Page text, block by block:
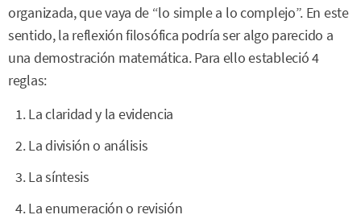
organizada, que vaya de “lo simple a lo complejo”. En este
sentido, la reflexión filosófica podría ser algo parecido a
una demostración matemática. Para ello estableció 4
reglas:
La claridad y la evidencia
La división o análisis
La síntesis
La enumeración o revisión